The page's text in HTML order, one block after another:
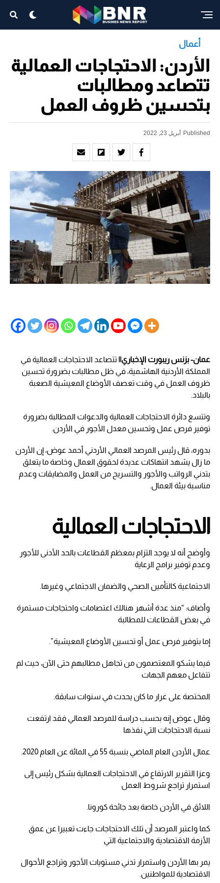
أعمال
الأردن: الاحتجاجات العمالية
تتصاعد ومطالبات
بتحسين ظروف العمل
Published أبريل 23, 2022
عمان- بزنس ريبورت الإخباري|| تتصاعد الاحتجاجات العمالية في
المملكة الأردنية الهاشمية، في ظل مطالبات بضرورة تحسين
ظروف العمل في وقت تعصف الأوضاع المعيشية الصعبة
بالبلاد.
وتتسع دائرة الاحتجاجات العمالية والدعوات المطالبة بضرورة
توفير فرص عمل وتحسين معدل الأجور في الأردن.
بدوره، قال رئيس المرصد العمالي الأردني أحمد عوض، إن الأردن
ما زال يشهد انتهاكات عديدة لحقوق العمال وخاصة ما يتعلق
بتدني الرواتب والأجور والتسريح من العمل والمضايقات وعدم
مناسبة بيئة العمال.
الاحتجاجات العمالية
وأوضح أنه لا يوجد التزام بمعظم القطاعات بالحد الأدنى للأجور
وعدم توفير برامج الرعاية
الاجتماعية كالتأمين الصحي والضمان الاجتماعي وغيرها.
وأضاف: “منذ عدة أشهر هنالك اعتصامات واحتجاجات مستمرة
في بعض القطاعات للمطالبة
إما بتوفير فرص عمل أو تحسين الأوضاع المعيشية”.
فيما يشكو المعتصمون من تجاهل مطالبهم حتى الآن، حيث لم
تتفاعل معهم الجهات
المختصة على غرار ما كان يحدث في سنوات سابقة.
وقال عوض إنه بحسب دراسة للمرصد العمالي فقد ارتفعت
نسبة الاحتجاجات التي نفذها
عمال الأردن العام الماضي بنسبة 55 في المائة عن العام 2020.
وعزا التقرير الارتفاع في الاحتجاجات العمالية بشكل رئيس إلى
استمرار تراجع شروط العمل
اللائق في الأردن خاصة بعد جائحة كورونا.
كما واعتبر المرصد أن تلك الاحتجاجات جاءت تعبيرا عن عمق
الأزمة الاقتصادية والاجتماعية التي
يمر بها الأردن واستمرار تدني مستويات الأجور وتراجع الأحوال
الاقتصادية للمواطنين.